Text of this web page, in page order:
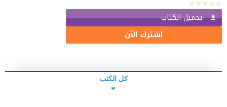
تحميل الكتاب
اشترك الآن
كل الكتب